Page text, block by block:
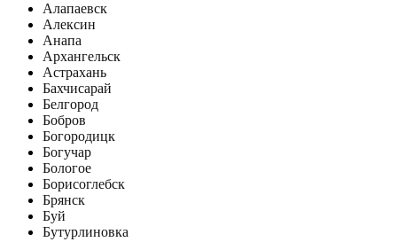
Алапаевск
Алексин
Анапа
Архангельск
Астрахань
Бахчисарай
Белгород
Бобров
Богородицк
Богучар
Бологое
Борисоглебск
Брянск
Буй
Бутурлиновка